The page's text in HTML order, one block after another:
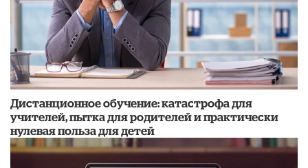
Дистанционное обучение: катастрофа для
учителей, пытка для родителей и практически
нулевая польза для детей